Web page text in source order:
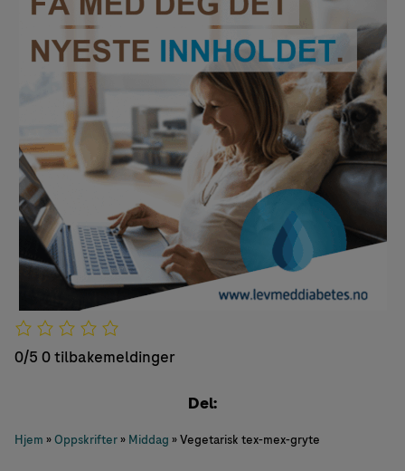
0/5 0 tilbakemeldinger
Del:
Hjem »Oppskrifter» Middag »Vegetarisk tex-mex-gryte